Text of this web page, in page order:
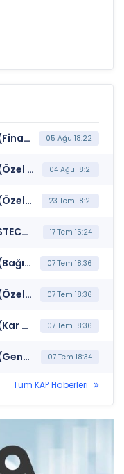
***KLRHO*** KİLER HOLDİNG A.Ş. (Finansal Duran Varlık Edinimi) 05 Ağu 18:22
***KLRHO*** KİLER HOLDİNG A.Ş. (Özel Durum Açıklaması (Genel)) 04 Ağu 18:21
***KLRHO*** KİLER HOLDİNG A.Ş. (Özel Durum Açıklaması (Genel)) 23 Tem 18:21
***KLRHO*** BORSA İSTANBUL BISTECH DEVRE KESİCİ UYGULAMASI (Pay Bazında Devre Kesici Bildirimi) 17 Tem 15:24
***KLRHO*** KİLER HOLDİNG A.Ş. (Bağımsız Denetim Kuruluşunun Belirlenmesi) 07 Tem 18:36
***KLRHO*** KİLER HOLDİNG A.Ş. (Özel Durum Açıklaması (Genel)) 07 Tem 18:36
***KLRHO*** KİLER HOLDİNG A.Ş. (Kar Payı Dağıtım İşlemlerine İlişkin Bildirim) 07 Tem 18:36
***KLRHO*** KİLER HOLDİNG A.Ş. (Genel Kurul İşlemlerine İlişkin Bildirim) 07 Tem 18:34
Tüm KAP Haberleri